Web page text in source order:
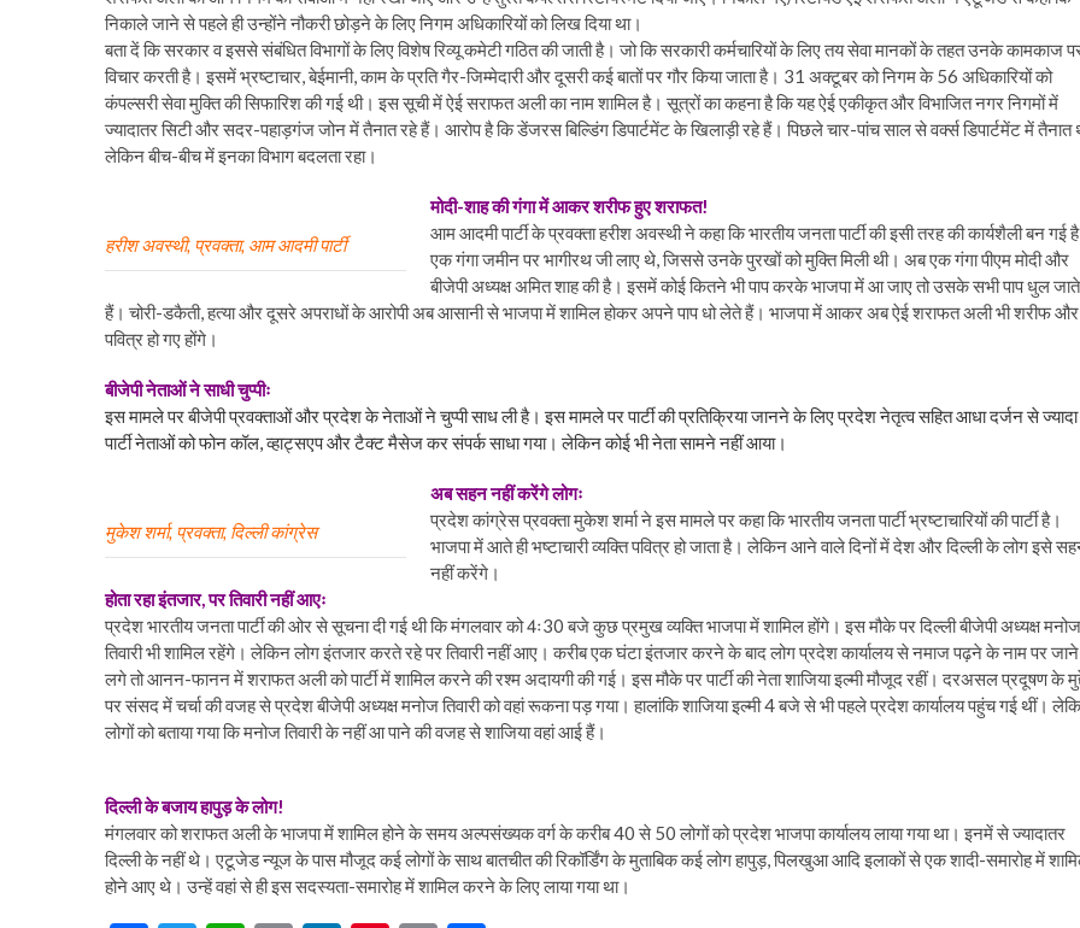
निकाले जाने से पहले ही उन्होंने नौकरी छोड़ने के लिए निगम अधिकारियों को लिख दिया था।
बता दें कि सरकार व इससे संबंधित विभागों के लिए विशेष रिव्यू कमेटी गठित की जाती है। जो कि सरकारी कर्मचारियों के लिए तय सेवा मानकों के तहत उनके कामकाज
विचार करती है। इसमें भ्रष्टाचार, बेईमानी, काम के प्रति गैर-जिम्मेदारी और दूसरी कई बातों पर गौर किया जाता है। 31 अक्टूबर को निगम के 56 अधिकारियों को
कंपल्सरी सेवा मुक्ति की सिफारिश की गई थी। इस सूची में ऐई सराफत अली का नाम शामिल है। सूत्रों का कहना है कि यह ऐई एकीकृत और विभाजित नगर निगमों में
ज्यादातर सिटी और सदर-पहाड़गंज जोन में तैनात रहे हैं। आरोप है कि डेंजरस बिल्डिंग डिपार्टमेंट के खिलाड़ी रहे हैं। पिछले चार-पांच साल से वर्क्स डिपार्टमेंट में तैनात
लेकिन बीच-बीच में इनका विभाग बदलता रहा।
हरीश अवस्थी, प्रवक्ता, आम आदमी पार्टी
मोदी-शाह की गंगा में आकर शरीफ हुए शराफत!
आम आदमी पार्टी के प्रवक्ता हरीश अवस्थी ने कहा कि भारतीय जनता पार्टी की इसी तरह की कार्यशैली बन गई
एक गंगा जमीन पर भागीरथ जी लाए थे, जिससे उनके पुरखों को मुक्ति मिली थी। अब एक गंगा पीएम मोदी और
बीजेपी अध्यक्ष अमित शाह की है। इसमें कोई कितने भी पाप करके भाजपा में आ जाए तो उसके सभी पाप धुल जाते
हैं। चोरी-डकैती, हत्या और दूसरे अपराधों के आरोपी अब आसानी से भाजपा में शामिल होकर अपने पाप धो लेते हैं। भाजपा में आकर अब ऐई शराफत अली भी शरीफ और
पवित्र हो गए होंगे।
बीजेपी नेताओं ने साधी चुप्पीः
इस मामले पर बीजेपी प्रवक्ताओं और प्रदेश के नेताओं ने चुप्पी साध ली है। इस मामले पर पार्टी की प्रतिक्रिया जानने के लिए प्रदेश नेतृत्व सहित आधा दर्जन से ज्यादा
पार्टी नेताओं को फोन कॉल, व्हाट्सएप और टैक्ट मैसेज कर संपर्क साधा गया। लेकिन कोई भी नेता सामने नहीं आया।
मुकेश शर्मा, प्रवक्ता, दिल्ली कांग्रेस
अब सहन नहीं करेंगे लोगः
प्रदेश कांग्रेस प्रवक्ता मुकेश शर्मा ने इस मामले पर कहा कि भारतीय जनता पार्टी भ्रष्टाचारियों की पार्टी है।
भाजपा में आते ही भष्टाचारी व्यक्ति पवित्र हो जाता है। लेकिन आने वाले दिनों में देश और दिल्ली के लोग इसे
नहीं करेंगे।
होता रहा इंतजार, पर तिवारी नहीं आएः
प्रदेश भारतीय जनता पार्टी की ओर से सूचना दी गई थी कि मंगलवार को 4ः30 बजे कुछ प्रमुख व्यक्ति भाजपा में शामिल होंगे। इस मौके पर दिल्ली बीजेपी अध्यक्ष मनोज
तिवारी भी शामिल रहेंगे। लेकिन लोग इंतजार करते रहे पर तिवारी नहीं आए। करीब एक घंटा इंतजार करने के बाद लोग प्रदेश कार्यालय से नमाज पढ़ने के नाम पर जाने
लगे तो आनन-फानन में शराफत अली को पार्टी में शामिल करने की रश्म अदायगी की गई। इस मौके पर पार्टी की नेता शाजिया इल्मी मौजूद रहीं। दरअसल प्रदूषण के
पर संसद में चर्चा की वजह से प्रदेश बीजेपी अध्यक्ष मनोज तिवारी को वहां रूकना पड़ गया। हालांकि शाजिया इल्मी 4 बजे से भी पहले प्रदेश कार्यालय पहुंच गई थीं।
लोगों को बताया गया कि मनोज तिवारी के नहीं आ पाने की वजह से शाजिया वहां आई हैं।
दिल्ली के बजाय हापुड़ के लोग!
मंगलवार को शराफत अली के भाजपा में शामिल होने के समय अल्पसंख्यक वर्ग के करीब 40 से 50 लोगों को प्रदेश भाजपा कार्यालय लाया गया था। इनमें से ज्यादातर
दिल्ली के नहीं थे। एटूजेड न्यूज के पास मौजूद कई लोगों के साथ बातचीत की रिकॉर्डिंग के मुताबिक कई लोग हापुड़, पिलखुआ आदि इलाकों से एक शादी-समारोह में
होने आए थे। उन्हें वहां से ही इस सदस्यता-समारोह में शामिल करने के लिए लाया गया था।